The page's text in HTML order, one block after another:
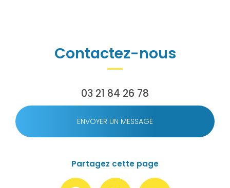
Contactez-nous
03 21 84 26 78
ENVOYER UN MESSAGE
Partagez cette page
Facebook